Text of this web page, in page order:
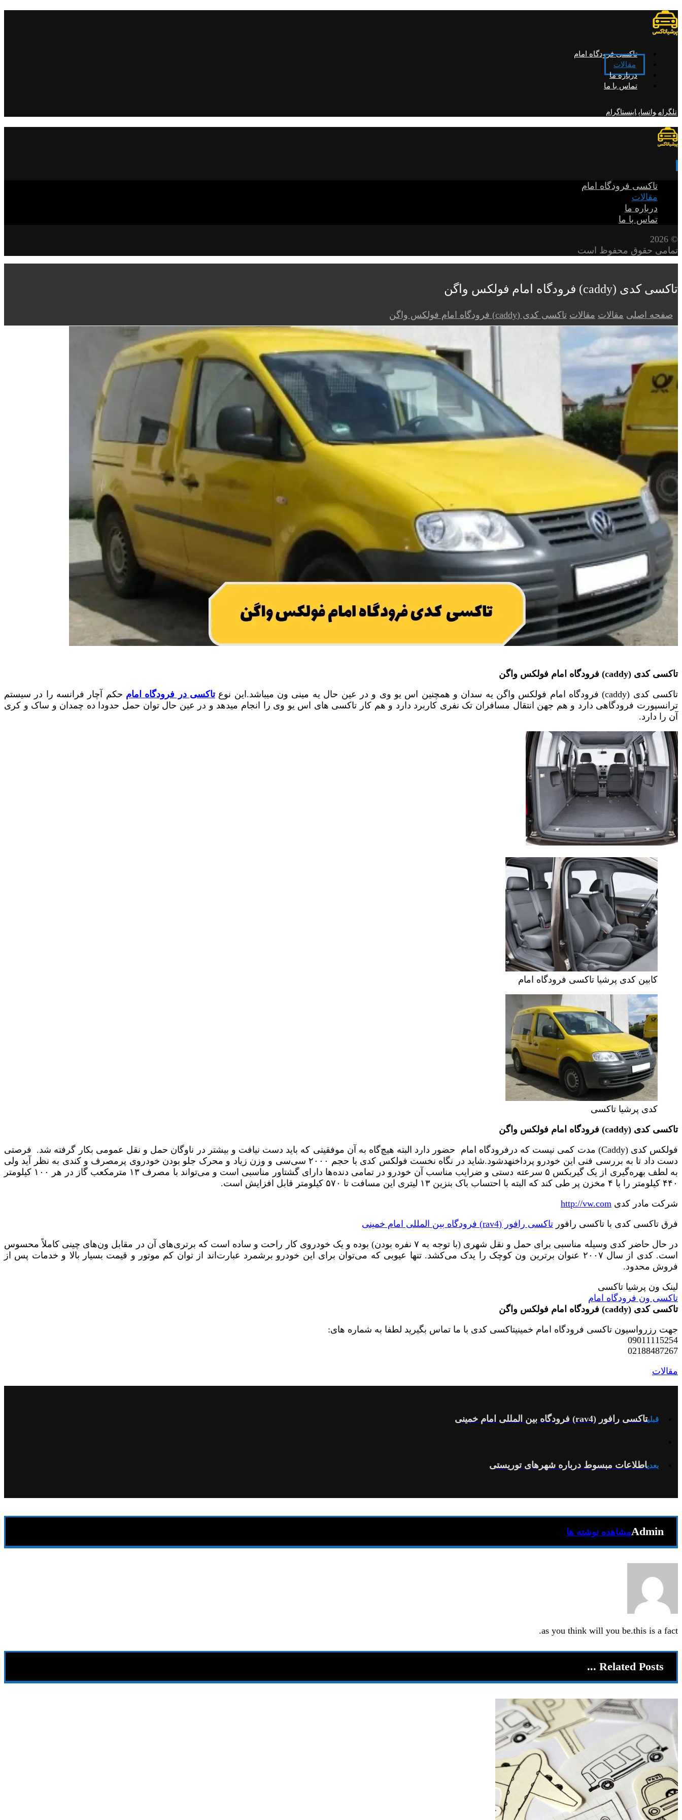
تاکسی فرودگاه امام
مقالات
درباره ما
تماس با ما
تلگرام واتساپ اینستاگرام
تاکسی فرودگاه امام
مقالات
درباره ما
تماس با ما
© 2026
تمامی حقوق محفوظ است
تاکسی کدی (caddy) فرودگاه امام فولکس واگن
صفحه اصلی مقالات مقالات تاکسی کدی (caddy) فرودگاه امام فولکس واگن
تاکسی کدی (caddy) فرودگاه امام فولکس واگن
تاکسی کدی (caddy) فرودگاه امام فولکس واگن یه سدان و همچنین اس یو وی و در عین حال یه مینی ون میباشد.این نوع
تاکسی در فرودگاه امام حکم آچار فرانسه را در سیستم
ترانسپورت فرودگاهی دارد و هم جهن انتقال مسافران تک نفری کاربرد دارد و هم کار تاکسی های اس یو وی را انجام میدهد و در عین حال توان حمل حدودا ده چمدان و ساک و کری
آن را دارد.
کابین کدی پرشیا تاکسی فرودگاه امام
کدی پرشیا تاکسی
تاکسی کدی (caddy) فرودگاه امام فولکس واگن
فولکس کدی (Caddy) مدت کمی نیست که درفرودگاه امام حضور دارد البته هیچ‌گاه به آن موفقیتی که باید دست نیافت و بیشتر در ناوگان حمل و نقل عمومی بکار گرفته شد. فرصتی
دست داد تا به بررسی فنی این خودرو پرداخنهدشود.شاید در نگاه نخست فولکس کدی با حجم ۲۰۰۰ سی‌سی و وزن زیاد و محرک جلو بودن خودروی پرمصرف و کندی به نظر آید ولی
به لطف بهره‌گیری از یک گیربکس ۵ سرعته دستی و ضرایب مناسب آن خودرو در تمامی دنده‌ها دارای گشتاور مناسبی است و می‌تواند با مصرف ۱۳ مترمکعب گاز در هر ۱۰۰ کیلومتر
۴۴۰ کیلومتر را با ۴ مخزن پر طی کند که البته با احتساب باک بنزین ۱۳ لیتری این مسافت تا ۵۷۰ کیلومتر قابل افزایش است.
شرکت مادر کدی http://vw.com
فرق تاکسی کدی با تاکسی رافور تاکسی رافور (rav4) فرودگاه بین المللی امام خمینی
در حال حاضر کدی وسیله مناسبی برای حمل و نقل شهری (با توجه به ۷ نفره بودن) بوده و یک خودروی کار راحت و ساده است که برتری‌های آن در مقابل ون‌های چینی کاملاً محسوس
است. کدی از سال ۲۰۰۷ عنوان برترین ون کوچک را یدک می‌کشد. تنها عیوبی که می‌توان برای این خودرو برشمرد عبارت‌اند از توان کم موتور و قیمت بسیار بالا و خدمات پس از
فروش محدود.
لینک ون پرشیا تاکسی
تاکسی ون فرودگاه امام
تاکسی کدی (caddy) فرودگاه امام فولکس واگن
جهت رزرواسیون تاکسی فرودگاه امام خمینیتاکسی کدی با ما تماس بگیرید لطفا به شماره های:
09011115254
02188487267
مقالات
قبلیتاکسی رافور (rav4) فرودگاه بین المللی امام خمینی
بعدیاطلاعات مبسوط درباره شهرهای توریستی
Adminمشاهده نوشته ها
as you think will you be.this is a fact.
Related Posts ...